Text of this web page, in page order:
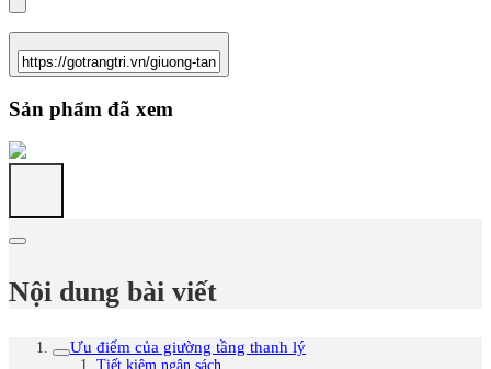
Sản phẩm đã xem
Nội dung bài viết
Ưu điểm của giường tầng thanh lý
Tiết kiệm ngân sách